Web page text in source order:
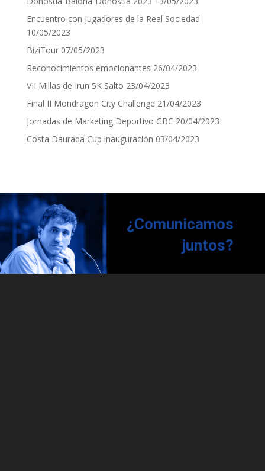
Encuentro con jugadores de la Real Sociedad
10/05/2023
BiziTour 07/05/2023
Reconocimientos emocionantes 26/04/2023
VII Millas de Irun 5K Salto 23/04/2023
Final II Mondragon City Challenge 21/04/2023
Jornadas de Marketing Deportivo GBC 20/04/2023
Costa Daurada Cup inauguración 03/04/2023
¿Comunicamos
juntos?